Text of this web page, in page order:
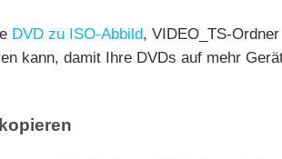
DVD zu ISO-Abbild, VIDEO_TS-
kann, damit Ihre DVDs auf mehr